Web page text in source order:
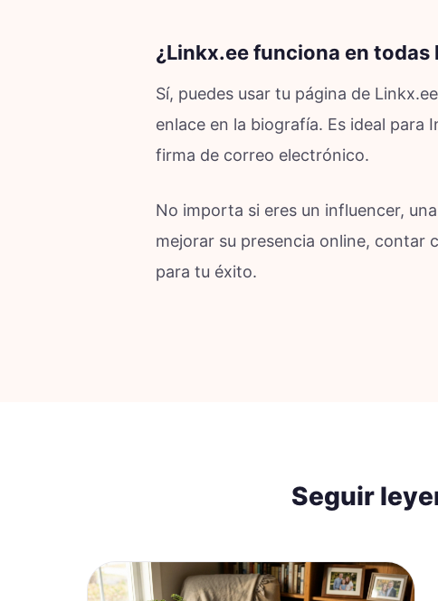
¿Linkx.ee funciona en todas
Sí, puedes usar tu página de
enlace en la biografía. Es ideal
firma de correo electrónico.
No importa si eres un influencer,
mejorar su presencia online, contar
para tu éxito.
Seguir